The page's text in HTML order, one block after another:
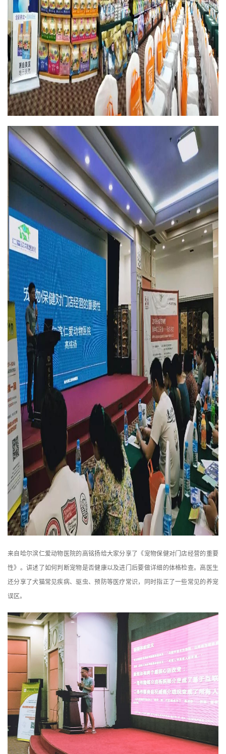
来自哈尔滨仁爱动物医院的高铭扬给大家分享了《宠物保健对门店经营的重要
性》。讲述了如何判断宠物是否健康以及进门后要做详细的体格检查。高医生
还分享了犬猫常见疾病、驱虫、预防等医疗常识，同时指正了一些常见的养宠
误区。